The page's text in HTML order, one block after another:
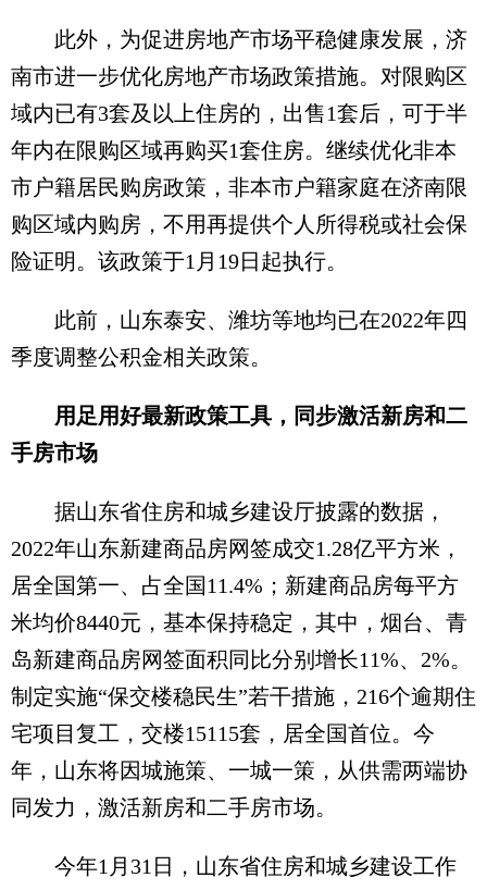
此外，为促进房地产市场平稳健康发展，济
南市进一步优化房地产市场政策措施。对限购区
域内已有3套及以上住房的，出售1套后，可于半
年内在限购区域再购买1套住房。继续优化非本
市户籍居民购房政策，非本市户籍家庭在济南限
购区域内购房，不用再提供个人所得税或社会保
险证明。该政策于1月19日起执行。
此前，山东泰安、潍坊等地均已在2022年四
季度调整公积金相关政策。
用足用好最新政策工具，同步激活新房和二
手房市场
据山东省住房和城乡建设厅披露的数据，
2022年山东新建商品房网签成交1.28亿平方米，
居全国第一、占全国11.4%；新建商品房每平方
米均价8440元，基本保持稳定，其中，烟台、青
岛新建商品房网签面积同比分别增长11%、2%。
制定实施“保交楼稳民生”若干措施，216个逾期住
宅项目复工，交楼15115套，居全国首位。今
年，山东将因城施策、一城一策，从供需两端协
同发力，激活新房和二手房市场。
今年1月31日，山东省住房和城乡建设工作